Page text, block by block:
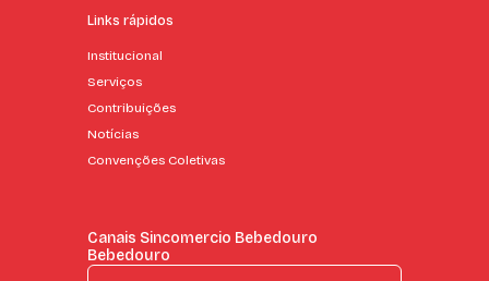
Links rápidos
Institucional
Serviços
Contribuições
Notícias
Convenções Coletivas
Canais Sincomercio Bebedouro
Bebedouro